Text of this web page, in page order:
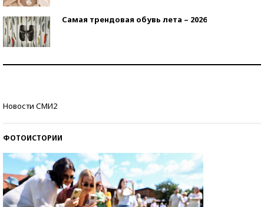
Самая трендовая обувь лета – 2026
Новости СМИ2
ФОТОИСТОРИИ